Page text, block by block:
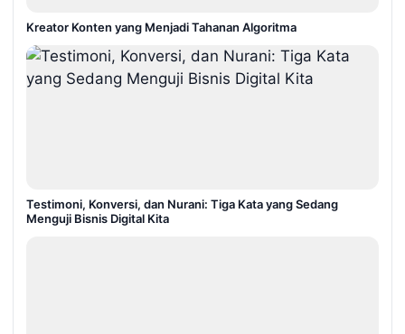
Kreator Konten yang Menjadi Tahanan Algoritma
Testimoni, Konversi, dan Nurani: Tiga Kata yang Sedang
Menguji Bisnis Digital Kita